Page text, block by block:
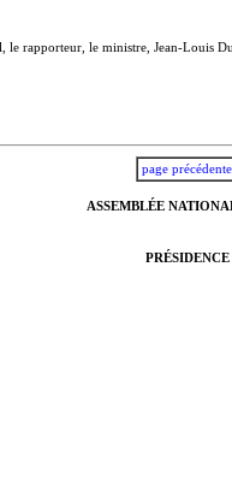
rapporteur, le ministre, Jean-Louis
page précédente
ASSEMBLÉE